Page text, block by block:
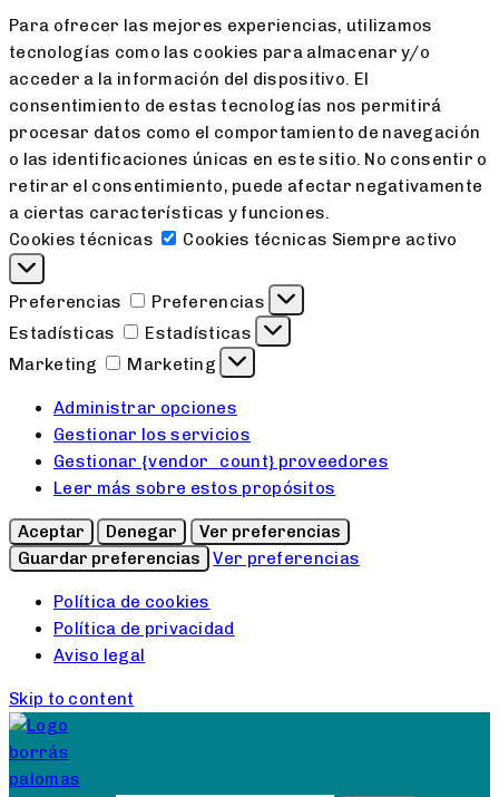
Para ofrecer las mejores experiencias, utilizamos
tecnologías como las cookies para almacenar y/o
acceder a la información del dispositivo. El
consentimiento de estas tecnologías nos permitirá
procesar datos como el comportamiento de navegación
o las identificaciones únicas en este sitio. No consentir o
retirar el consentimiento, puede afectar negativamente
a ciertas características y funciones.
Cookies técnicas
Cookies técnicas Siempre activo
Preferencias
Preferencias
Estadísticas
Estadísticas
Marketing
Marketing
Administrar opciones
Gestionar los servicios
Gestionar {vendor_count} proveedores
Leer más sobre estos propósitos
Aceptar Denegar
Ver preferencias
Guardar preferencias
Ver preferencias
Política de cookies
Política de privacidad
Aviso legal
Skip to content